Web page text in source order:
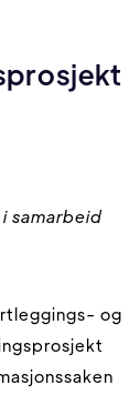
samarbeid
og